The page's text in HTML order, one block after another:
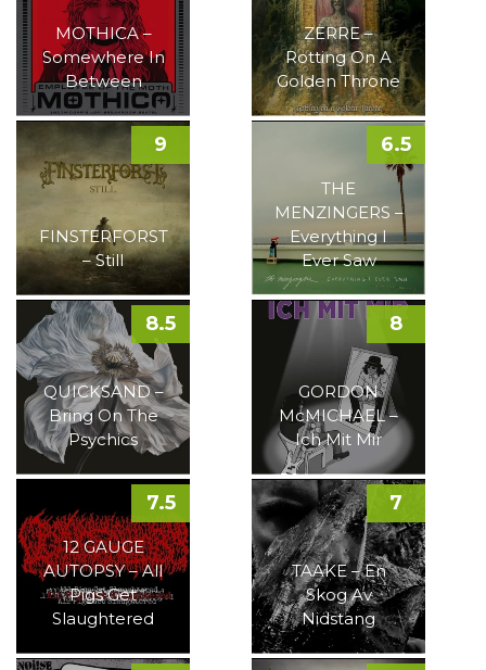
MOTHICA –
Somewhere In
Between
ZERRE –
Rotting On A
Golden Throne
FINSTERFORST
– Still
9
THE
MENZINGERS –
Everything I
Ever Saw
6.5
QUICKSAND –
Bring On The
Psychics
8.5
GORDON
McMICHAEL –
Ich Mit Mir
8
12 GAUGE
AUTOPSY – All
Pigs Get
Slaughtered
7.5
TAAKE – En
Skog Av
Nidstang
7